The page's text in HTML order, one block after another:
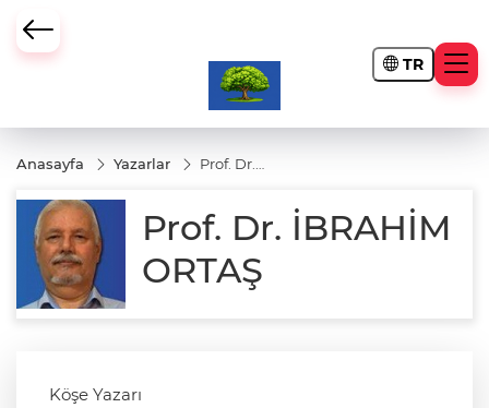
TR
Anasayfa Yazarlar
Prof. Dr.
Prof. Dr. İBRAHİM
ORTAŞ
Köşe Yazarı